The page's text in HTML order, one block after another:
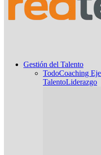
Gestión del Talento
TodoCoaching
TalentoLiderazgo